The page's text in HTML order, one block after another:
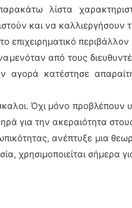
λίστα
και να καλλιεργήσουν
από τους
κατέστησε
Όχι μόνο προβλέπουν
για την ακεραιότητα
ανέπτυξε μια
χρησιμοποιείται